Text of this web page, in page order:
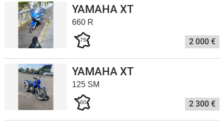
Forum
Scooters
Marques
Services
YAMAHA XT
660 R
79 2 000 €
YAMAHA XT
125 SM
60 2 300 €